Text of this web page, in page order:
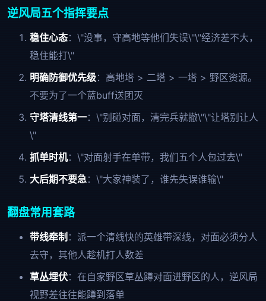
逆风局五个指挥要点
稳住心态：\"没事，守高地等他们失误\"\"经济差不大，
稳住能打\"
明确防御优先级：高地塔 > 二塔 > 一塔 > 野区资源。
不要为了一个蓝buff送团灭
守塔清线第一：\"别碰对面，清完兵就撤\"\"让塔别让人
\"
抓单时机：\"对面射手在单带，我们五个人包过去\"
大后期不要急：\"大家神装了，谁先失误谁输\"
翻盘常用套路
带线牵制 ：派一个清线快的英雄带深线，对面必须分人
去守，其他人趁机打人数差
草丛埋伏：在自家野区草丛蹲对面进野区的人，逆风局
视野差往往能蹲到落单